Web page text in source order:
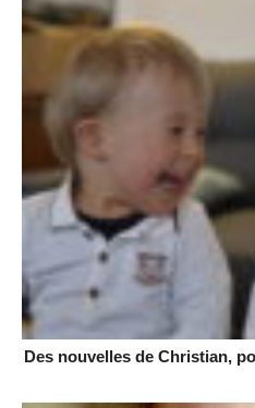
Des nouvelles de Christian,